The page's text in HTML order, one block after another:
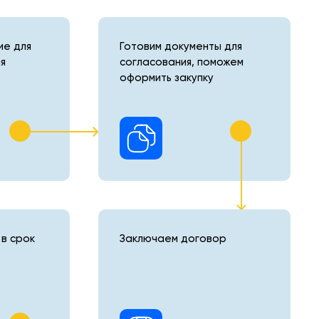
для
Готовим документы для
согласования, поможем
оформить закупку
срок Заключаем договор